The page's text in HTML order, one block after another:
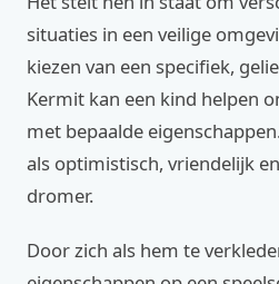
situaties in een veilige
kiezen van een specifiek,
Kermit kan een kind helpen
met bepaalde
als optimistisch, vriendelijk
dromer.
Door zich als hem te